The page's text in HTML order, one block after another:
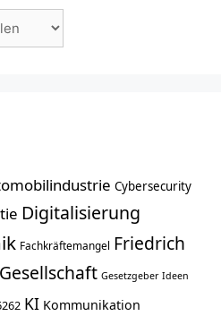
Cybersecurity
Digitalisierung
Fachkräftemangel Friedrich
Gesellschaft Gesetzgeber Ideen
KI Kommunikation